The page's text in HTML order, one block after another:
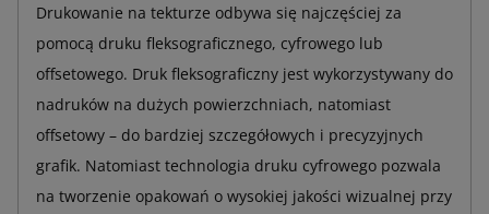
Drukowanie na tekturze odbywa się najczęściej za
pomocą druku fleksograficznego, cyfrowego lub
offsetowego. Druk fleksograficzny jest wykorzystywany do
nadruków na dużych powierzchniach, natomiast
offsetowy – do bardziej szczegółowych i precyzyjnych
grafik. Natomiast technologia druku cyfrowego pozwala
na tworzenie opakowań o wysokiej jakości wizualnej przy